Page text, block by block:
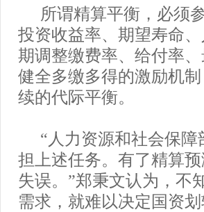
所谓精算平衡，必须
投资收益率、期望寿命
期调整缴费率、给付率
健全多缴多得的激励机
续的代际平衡。
“人力资源和社会保
担上述任务。有了精算
失误。”郑秉文认为，不
需求，就难以决定国资